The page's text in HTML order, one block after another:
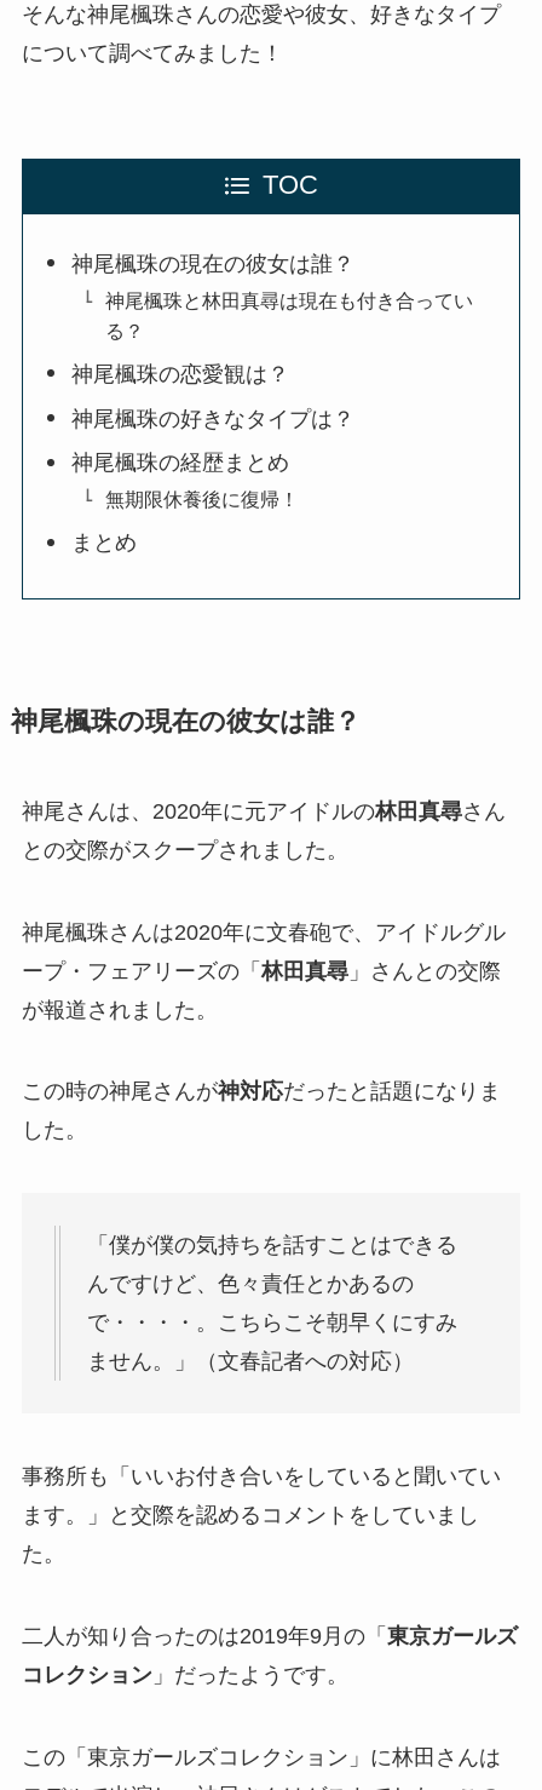
そんな神尾楓珠さんの恋愛や彼女、好きなタイプ
について調べてみました！
TOC
神尾楓珠の現在の彼女は誰？
神尾楓珠と林田真尋は現在も付き合ってい
る？
神尾楓珠の恋愛観は？
神尾楓珠の好きなタイプは？
神尾楓珠の経歴まとめ
無期限休養後に復帰！
まとめ
神尾楓珠の現在の彼女は誰？
神尾さんは、2020年に元アイドルの林田真尋さん
との交際がスクープされました。
神尾楓珠さんは2020年に文春砲で、アイドルグル
ープ・フェアリーズの「林田真尋」さんとの交際
が報道されました。
この時の神尾さんが神対応だったと話題になりま
した。
「僕が僕の気持ちを話すことはできる
んですけど、色々責任とかあるの
で・・・・。こちらこそ朝早くにすみ
ません。」（文春記者への対応）
事務所も「いいお付き合いをしていると聞いてい
ます。」と交際を認めるコメントをしていまし
た。
二人が知り合ったのは2019年9月の「 東京ガールズ
コレクション」だったようです。
この「東京ガールズコレクション」に林田さんは